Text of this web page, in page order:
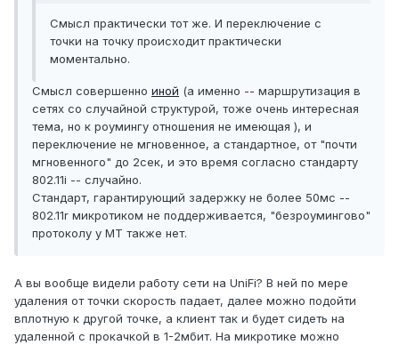
Смысл практически тот же. И переключение с
точки на точку происходит практически
моментально.
Смысл совершенно иной (а именно -- маршрутизация в
сетях со случайной структурой, тоже очень интересная
тема, но к роумингу отношения не имеющая ), и
переключение не мгновенное, а стандартное, от "почти
мгновенного" до 2сек, и это время согласно стандарту
802.11i -- случайно.
Стандарт, гарантирующий задержку не более 50мс --
802.11r микротиком не поддерживается, "безроумингово"
протоколу у МТ также нет.
А вы вообще видели работу сети на UniFi? В ней по мере
удаления от точки скорость падает, далее можно подойти
вплотную к другой точке, а клиент так и будет сидеть на
удаленной с прокачкой в 1-2мбит. На микротике можно